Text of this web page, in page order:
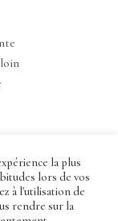
la plus
lors de vos
à l'utilisation de
rendre sur la